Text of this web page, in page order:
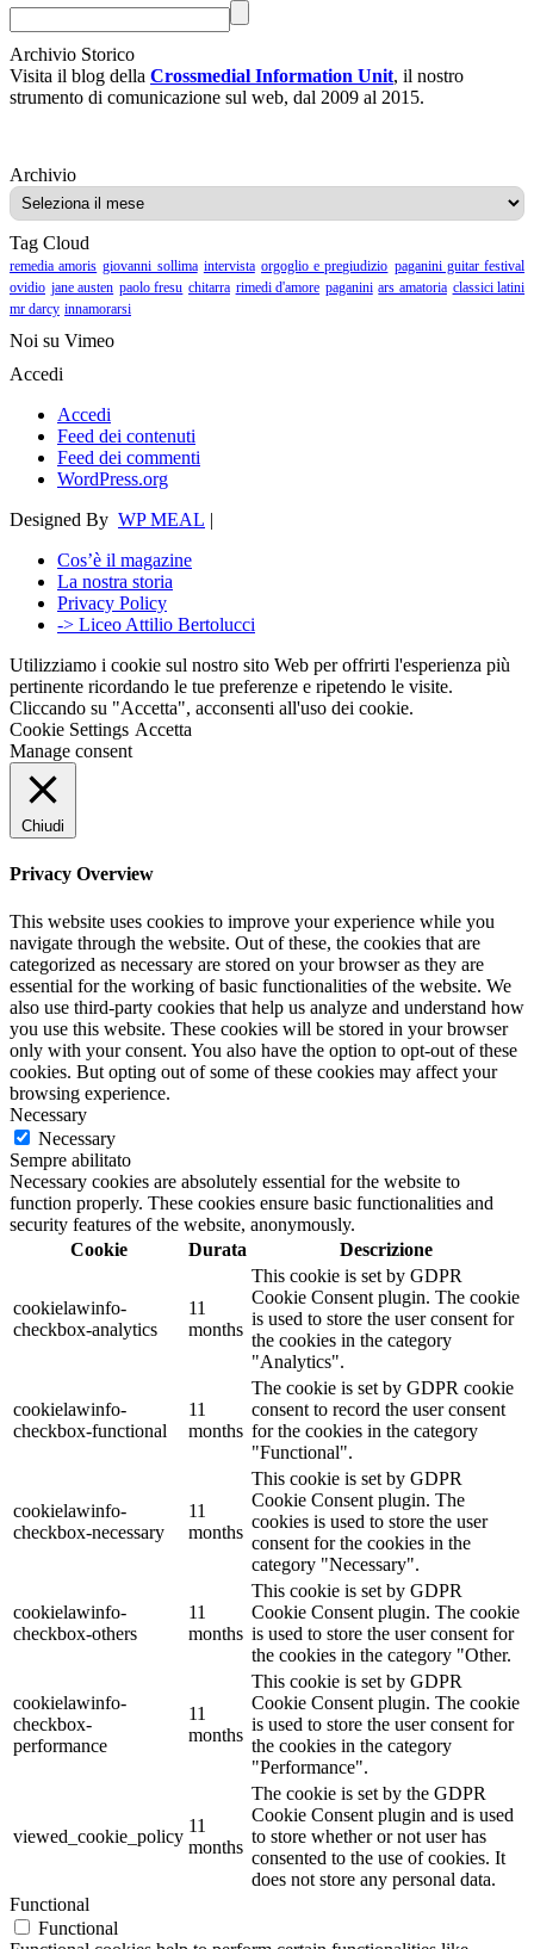
Archivio Storico
Visita il blog della Crossmedial Information Unit, il nostro
strumento di comunicazione sul web, dal 2009 al 2015.
ArchivioArchivio
Tag Cloud
remedia amoris giovanni sollima intervista orgoglio e pregiudizio paganini guitar festival
ovidio jane austen paolo fresu chitarra rimedi d'amore paganini ars amatoria classici latini
mr darcy innamorarsi
Noi su Vimeo
Accedi
Accedi
Feed dei contenuti
Feed dei commenti
WordPress.org
Designed By WP MEAL |
Cos’è il magazine
La nostra storia
Privacy Policy
-> Liceo Attilio Bertolucci
Utilizziamo i cookie sul nostro sito Web per offrirti l'esperienza più
pertinente ricordando le tue preferenze e ripetendo le visite.
Cliccando su "Accetta", acconsenti all'uso dei cookie.
Cookie Settings Accetta
Manage consent
Chiudi
Privacy Overview
This website uses cookies to improve your experience while you
navigate through the website. Out of these, the cookies that are
categorized as necessary are stored on your browser as they are
essential for the working of basic functionalities of the website. We
also use third-party cookies that help us analyze and understand how
you use this website. These cookies will be stored in your browser
only with your consent. You also have the option to opt-out of these
cookies. But opting out of some of these cookies may affect your
browsing experience.
Necessary
Necessary
Sempre abilitato
Necessary cookies are absolutely essential for the website to
function properly. These cookies ensure basic functionalities and
security features of the website, anonymously.
Cookie
Durata Descrizione
cookielawinfo-
checkbox-analytics
11
months
This cookie is set by GDPR
Cookie Consent plugin. The cookie
is used to store the user consent for
the cookies in the category
"Analytics".
cookielawinfo-
checkbox-functional
11
months
The cookie is set by GDPR cookie
consent to record the user consent
for the cookies in the category
"Functional".
cookielawinfo-
checkbox-necessary
11
months
This cookie is set by GDPR
Cookie Consent plugin. The
cookies is used to store the user
consent for the cookies in the
category "Necessary".
cookielawinfo-
checkbox-others
11
months
This cookie is set by GDPR
Cookie Consent plugin. The cookie
is used to store the user consent for
the cookies in the category "Other.
cookielawinfo-
checkbox-
performance
11
months
This cookie is set by GDPR
Cookie Consent plugin. The cookie
is used to store the user consent for
the cookies in the category
"Performance".
viewed_cookie_policy
11
months
The cookie is set by the GDPR
Cookie Consent plugin and is used
to store whether or not user has
consented to the use of cookies. It
does not store any personal data.
Functional
Functional